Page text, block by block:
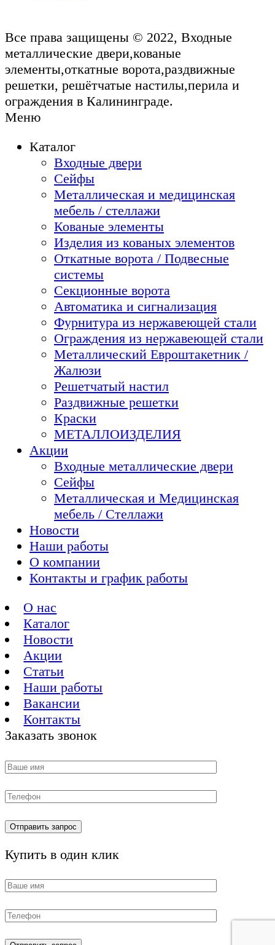
Все права защищены © 2022, Входные
металлические двери,кованые
элементы,откатные ворота,раздвижные
решетки, решётчатые настилы,перила и
ограждения в Калининграде.
Меню
Каталог
Входные двери
Сейфы
Металлическая и медицинская
мебель / стеллажи
Кованые элементы
Изделия из кованых элементов
Откатные ворота / Подвесные
системы
Секционные ворота
Автоматика и сигнализация
Фурнитура из нержавеющей стали
Ограждения из нержавеющей стали
Металлический Евроштакетник /
Жалюзи
Решетчатый настил
Раздвижные решетки
Краски
МЕТАЛЛОИЗДЕЛИЯ
Акции
Входные металлические двери
Сейфы
Металлическая и Медицинская
мебель / Стеллажи
Новости
Наши работы
О компании
Контакты и график работы
О нас
Каталог
Новости
Акции
Статьи
Наши работы
Вакансии
Контакты
Заказать звонок
Купить в один клик